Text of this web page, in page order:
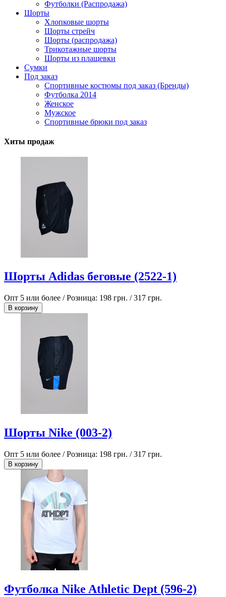
Футболки (Распродажа)
Шорты
Хлопковые шорты
Шорты стрейч
Шорты (распродажа)
Трикотажные шорты
Шорты из плащевки
Сумки
Под заказ
Спортивные костюмы под заказ (Бренды)
Футболка 2014
Женское
Мужское
Спортивные брюки под заказ
Хиты продаж
Шорты Adidas беговые (2522-1)
Опт 5 или более / Розница: 198 грн. /317 грн.
В корзину
Шорты Nike (003-2)
Опт 5 или более / Розница: 198 грн. /317 грн.
В корзину
Футболка Nike Athletic Dept (596-2)